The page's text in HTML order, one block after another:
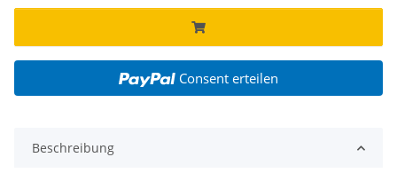
Consent erteilen
Beschreibung